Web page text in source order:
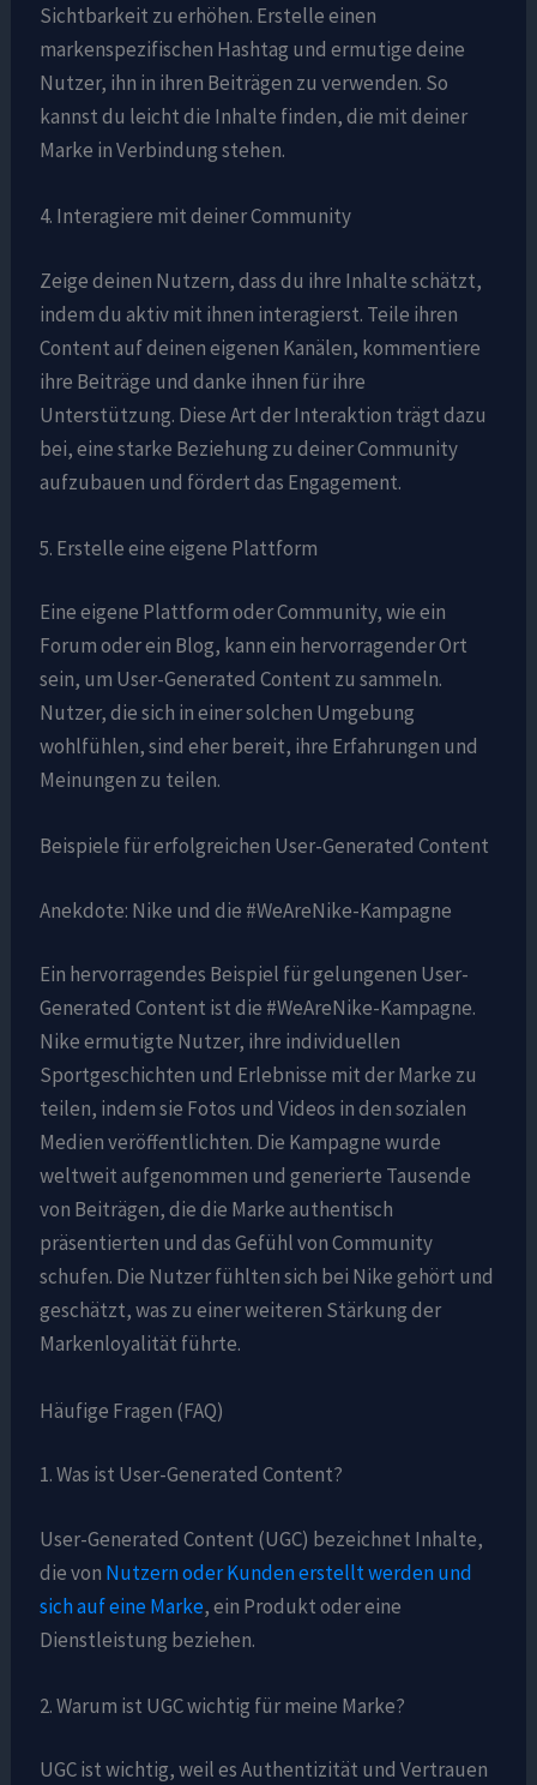
Sichtbarkeit zu erhöhen. Erstelle einen
markenspezifischen Hashtag und ermutige deine
Nutzer, ihn in ihren Beiträgen zu verwenden. So
kannst du leicht die Inhalte finden, die mit deiner
Marke in Verbindung stehen.
4. Interagiere mit deiner Community
Zeige deinen Nutzern, dass du ihre Inhalte schätzt,
indem du aktiv mit ihnen interagierst. Teile ihren
Content auf deinen eigenen Kanälen, kommentiere
ihre Beiträge und danke ihnen für ihre
Unterstützung. Diese Art der Interaktion trägt dazu
bei, eine starke Beziehung zu deiner Community
aufzubauen und fördert das Engagement.
5. Erstelle eine eigene Plattform
Eine eigene Plattform oder Community, wie ein
Forum oder ein Blog, kann ein hervorragender Ort
sein, um User-Generated Content zu sammeln.
Nutzer, die sich in einer solchen Umgebung
wohlfühlen, sind eher bereit, ihre Erfahrungen und
Meinungen zu teilen.
Beispiele für erfolgreichen User-Generated Content
Anekdote: Nike und die #WeAreNike-Kampagne
Ein hervorragendes Beispiel für gelungenen User-
Generated Content ist die #WeAreNike-Kampagne.
Nike ermutigte Nutzer, ihre individuellen
Sportgeschichten und Erlebnisse mit der Marke zu
teilen, indem sie Fotos und Videos in den sozialen
Medien veröffentlichten. Die Kampagne wurde
weltweit aufgenommen und generierte Tausende
von Beiträgen, die die Marke authentisch
präsentierten und das Gefühl von Community
schufen. Die Nutzer fühlten sich bei Nike gehört und
geschätzt, was zu einer weiteren Stärkung der
Markenloyalität führte.
Häufige Fragen (FAQ)
1. Was ist User-Generated Content?
User-Generated Content (UGC) bezeichnet Inhalte,
die von Nutzern oder Kunden erstellt werden und
sich auf eine Marke, ein Produkt oder eine
Dienstleistung beziehen.
2. Warum ist UGC wichtig für meine Marke?
UGC ist wichtig, weil es Authentizität und Vertrauen